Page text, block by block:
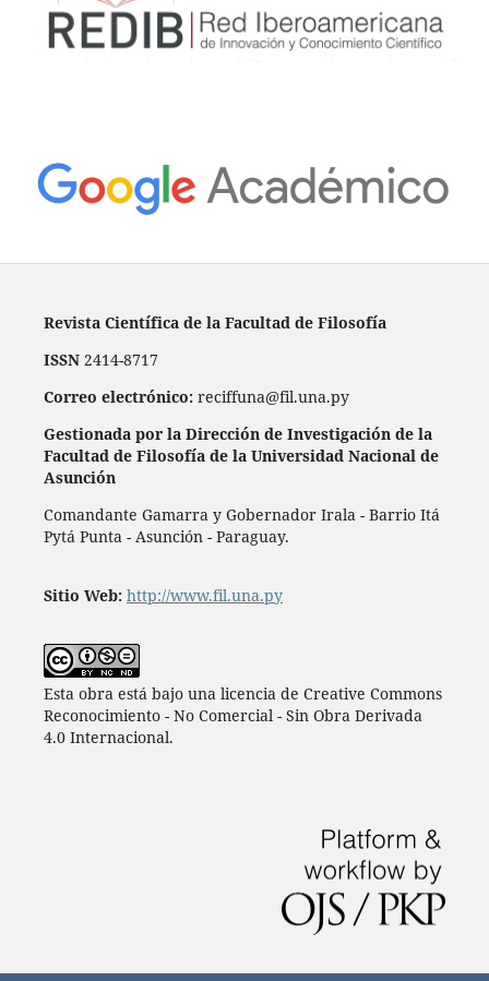
Revista Científica de la Facultad de Filosofía
ISSN2414-8717
Correo electrónico: reciffuna@fil.una.py
Gestionada por la Dirección de Investigación de la
Facultad de Filosofía de la Universidad Nacional de
Asunción
Comandante Gamarra y Gobernador Irala - Barrio Itá
Pytá Punta - Asunción - Paraguay.
Sitio Web: http://www.fil.una.py
Esta obra está bajo una licencia de Creative Commons
Reconocimiento - No Comercial - Sin Obra Derivada
4.0 Internacional.